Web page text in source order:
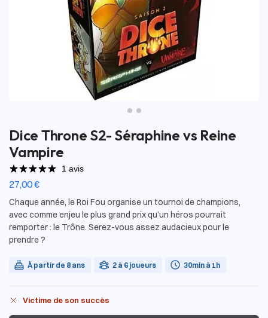
Dice Throne S2- Séraphine vs Reine
Vampire
1 avis
27,00€
Chaque année, le Roi Fou organise un tournoi de champions,
avec comme enjeu le plus grand prix qu’un héros pourrait
remporter : le Trône. Serez-vous assez audacieux pour le
prendre ?
À partir de 8 ans 2 à 6 joueurs 30min à 1h
Victime de son succès